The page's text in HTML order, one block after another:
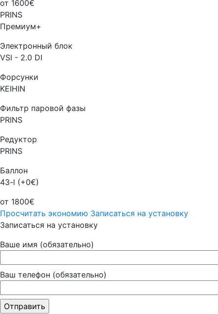
от 1600€
PRINS
Премиум+
Электронный блок
VSI - 2.0 DI
Форсунки
KEIHIN
Фильтр паровой фазы
PRINS
Редуктор
PRINS
Баллон
43-l (+0€)
от 1800€
Просчитать экономию Записаться на установку
Записаться на установку
Ваше имя (обязательно)
Ваш телефон (обязательно)